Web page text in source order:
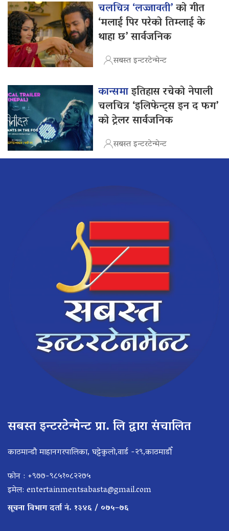
चलचित्र ‘लज्जावती’को गीत
‘मलाई पिर परेको तिम्लाई के
थाहा छ’ सार्वजनिक
सबस्त इन्टरटेन्मेन्ट
कान्समाइतिहास रचेको नेपाली
चलचित्र ‘इलिफेन्ट्स इन द फग’
को ट्रेलर सार्वजनिक
सबस्त इन्टरटेन्मेन्ट
सबस्त इन्टरटेन्मेन्ट प्रा. लि द्वारा संचालित
काठमान्डौ माहानगरपालिका, घट्टेकुलो,वार्ड -२९,काठमाडौँ
फोन : +९७७-९८५१०८२२७५
इमेल: entertainmentsabasta@gmail.com
सूचना विभाग दर्ता नं. १३४६ / ०७५–७६